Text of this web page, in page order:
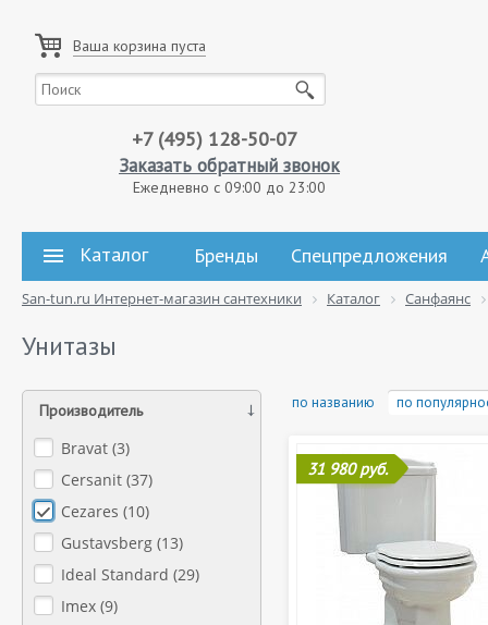
Ваша корзина пуста
+7 (495) 128-50-07
Заказать обратный звонок
Ежедневно с 09:00 до 23:00
Каталог Бренды Спецпредложения
San-tun.ru Интернет-магазин сантехники Каталог Санфаянс
Унитазы
Производитель
Bravat (3)
Cersanit (37)
Cezares (10)
Gustavsberg (13)
Ideal Standard (29)
Imex (9)
по названию по
31 980 руб.